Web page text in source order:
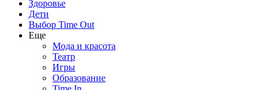
Здоровье
Дети
Выбор Time Out
Еще
Мода и красота
Театр
Игры
Образование